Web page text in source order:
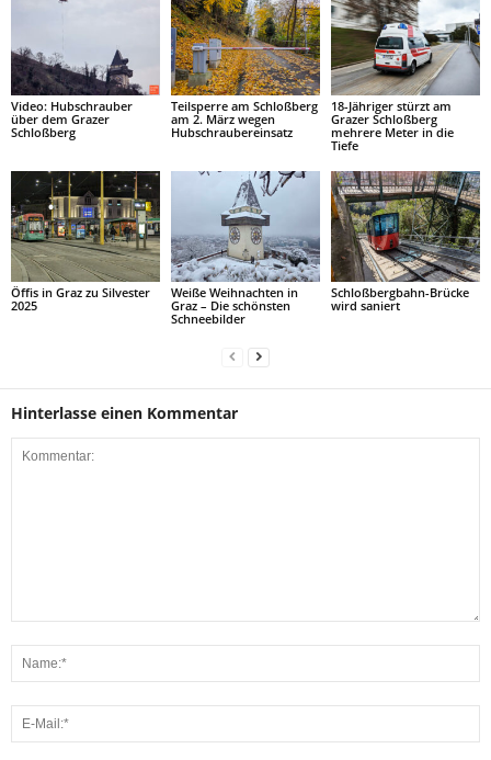
Video: Hubschrauber
über dem Grazer
Schloßberg
Teilsperre am Schloßberg
am 2. März wegen
Hubschraubereinsatz
18-Jähriger stürzt am
Grazer Schloßberg
mehrere Meter in die
Tiefe
Öffis in Graz zu Silvester
2025
Weiße Weihnachten in
Graz – Die schönsten
Schneebilder
Schloßbergbahn-Brücke
wird saniert
Hinterlasse einen Kommentar